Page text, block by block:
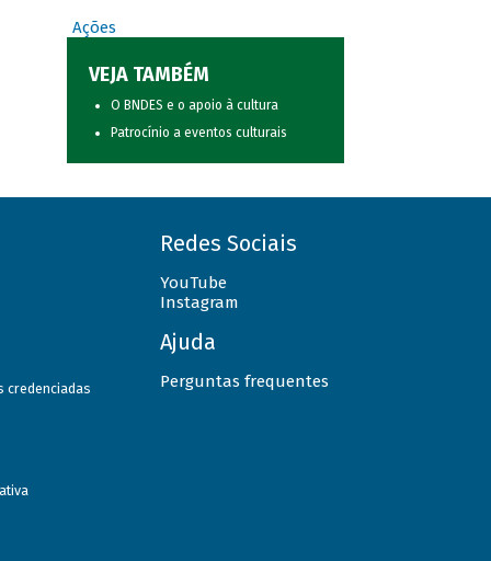
Ações
VEJA TAMBÉM
O BNDES e o apoio à cultura
Patrocínio a eventos culturais
credenciadas
Redes Sociais
YouTube
Instagram
Ajuda
Perguntas frequentes